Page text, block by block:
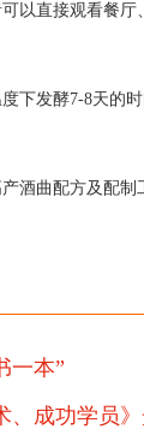
以直接观看餐厅
下发酵7-8天的时
酒曲配方及配制
一本”
、成功学员